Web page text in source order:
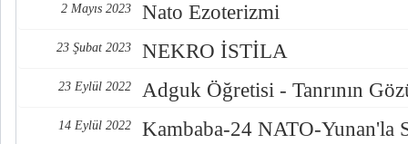
2 Mayıs 2023 Nato Ezoterizmi
23 Şubat 2023 NEKRO İSTİLA
23 Eylül 2022 Adguk Öğretisi - Tanrının
14 Eylül 2022
Kambaba-24 NATO-Yunan'la